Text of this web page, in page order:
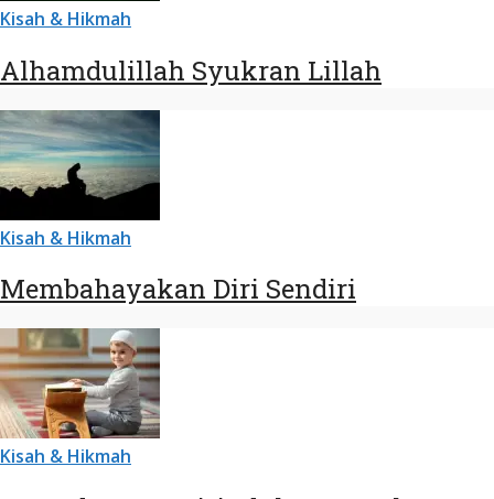
Kisah & Hikmah
Alhamdulillah Syukran Lillah
Kisah & Hikmah
Membahayakan Diri Sendiri
Kisah & Hikmah